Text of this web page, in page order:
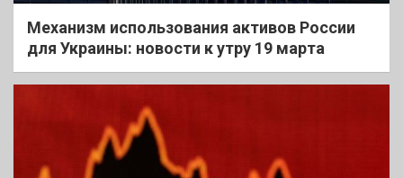
Механизм использования активов России
для Украины: новости к утру 19 марта